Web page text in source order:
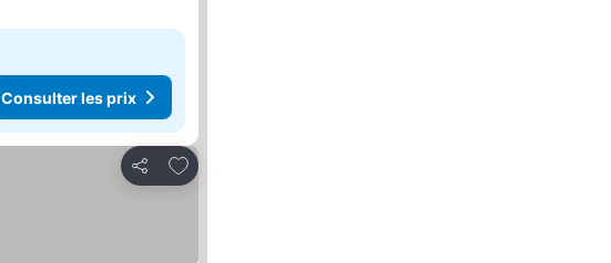
Consulter les prix
Partager
Ajouter à mes favoris